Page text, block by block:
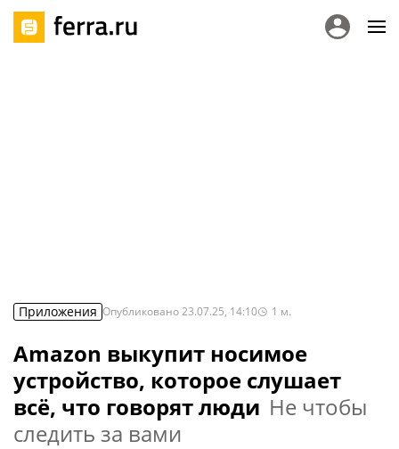
Приложения Опубликовано23.07.25, 14:10 1 м.
Amazon выкупит носимое
устройство, которое слушает
всё, что говорят люди Не чтобы
следить за вами